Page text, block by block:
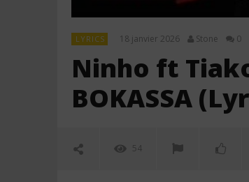
LYRICS 18 janvier 2026 Stone 0
Ninho ft
BOKASSA
54